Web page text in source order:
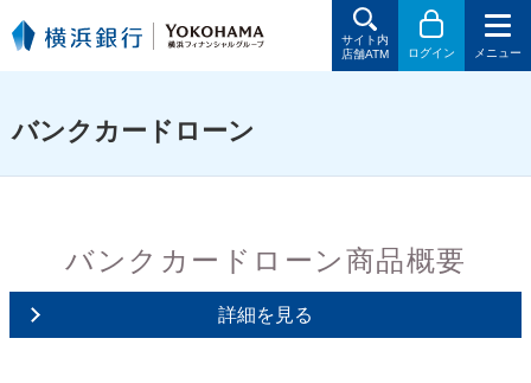
サイト内
店舗ATM
ログイン メニュー
バンクカードローン
バンクカードローン商品概要
詳細を見る